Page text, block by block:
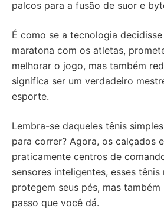
palcos para a fusão de suor e
É como se a tecnologia
maratona com os atletas,
melhorar o jogo, mas também
significa ser um verdadeiro
esporte.
Lembra-se daqueles tênis
para correr? Agora, os calçados
praticamente centros de
sensores inteligentes, esses tênis
protegem seus pés, mas
passo que você dá.